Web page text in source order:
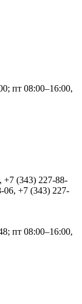
пт 08:00–16:00,
+7 (343) 227-88-
06, +7 (343) 227-
пт 08:00–16:00,